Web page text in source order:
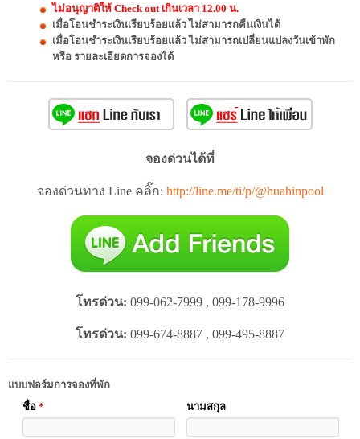
ไม่อนุญาติให้ Check out เกินเวลา 12.00 น.
เมื่อโอนชำระเงินเรียบร้อยแล้ว ไม่สามารถคืนเงินได้
เมื่อโอนชำระเงินเรียบร้อยแล้ว ไม่สามารถเปลี่ยนแปลงวันเข้าพัก
หรือ รายละเอียดการจองได้
จองด่วนได้ที่
จองด่วนทาง Line คลิ๊ก: http://line.me/ti/p/@huahinpool
โทรด่วน: 099-062-7999 , 099-178-9996
โทรด่วน: 099-674-8887 , 099-495-8887
แบบฟอร์มการจองที่พัก
ชื่อ * นามสกุล